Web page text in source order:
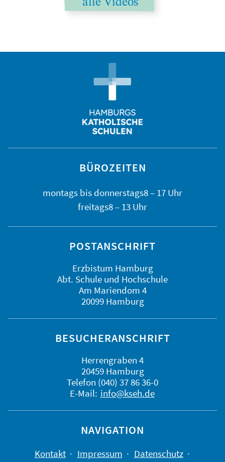
BÜROZEITEN
montags bis donnerstags8 – 17 Uhr
freitags8 – 13 Uhr
POSTANSCHRIFT
Erzbistum Hamburg
Abt. Schule und Hochschule
Am Mariendom 4
20099 Hamburg
BESUCHERANSCHRIFT
Herrengraben 4
20459 Hamburg
Telefon (040) 37 86 36-0
E-Mail: info@kseh.de
NAVIGATION
Kontakt Impressum
Datenschutz